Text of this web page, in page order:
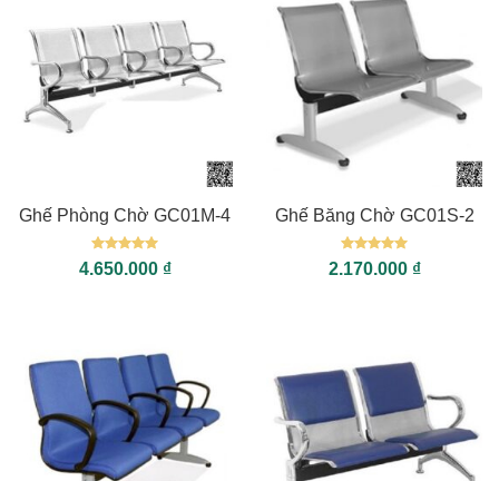
Ghế Phòng Chờ GC01M-4
Được xếp
hạng55
4.650.000 ₫
Ghế Băng Chờ GC01S-2
Được xếp
hạng55
2.170.000 ₫